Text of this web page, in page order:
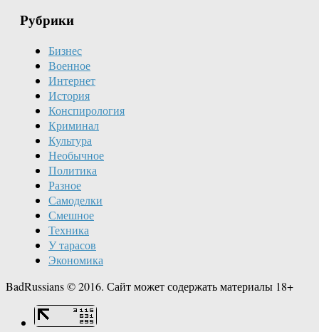
Рубрики
Бизнес
Военное
Интернет
История
Конспирология
Криминал
Культура
Необычное
Политика
Разное
Самоделки
Смешное
Техника
У тарасов
Экономика
BadRussians © 2016. Сайт может содержать материалы 18+